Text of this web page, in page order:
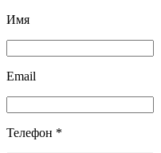
Имя
Email
Телефон *